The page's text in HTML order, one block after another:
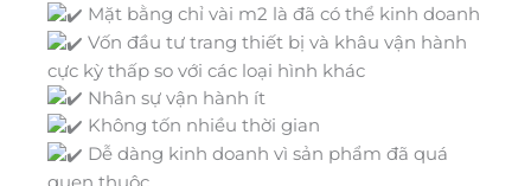
Mặt bằng chỉ vài m2 là đã có thể kinh doanh
Vốn đầu tư trang thiết bị và khâu vận hành
cực kỳ thấp so với các loại hình khác
Nhân sự vận hành ít
Không tốn nhiều thời gian
Dễ dàng kinh doanh vì sản phẩm đã quá